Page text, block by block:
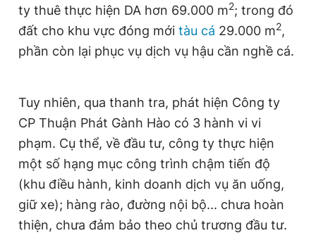
ty thuê thực hiện DA hơn 69.000 m2; trong đó
đất cho khu vực đóng mới tàu cá 29.000 m2,
phần còn lại phục vụ dịch vụ hậu cần nghề cá.
Tuy nhiên, qua thanh tra, phát hiện Công ty
CP Thuận Phát Gành Hào có 3 hành vi vi
phạm. Cụ thể, về đầu tư, công ty thực hiện
một số hạng mục công trình chậm tiến độ
(khu điều hành, kinh doanh dịch vụ ăn uống,
giữ xe); hàng rào, đường nội bộ... chưa hoàn
thiện, chưa đảm bảo theo chủ trương đầu tư.